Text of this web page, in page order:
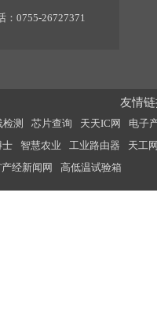
：0755-26727371
友情
测 芯片查询 天天IC网
电子
士 智慧农业 工业路由器
天工
经新闻网 高低温试验箱